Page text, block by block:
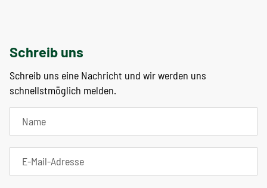
Schreib uns
Schreib uns eine Nachricht und wir werden uns
schnellstmöglich melden.